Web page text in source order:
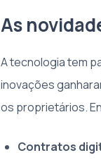
As
A tecnologia tem
inovações
os proprietários.
Contratos